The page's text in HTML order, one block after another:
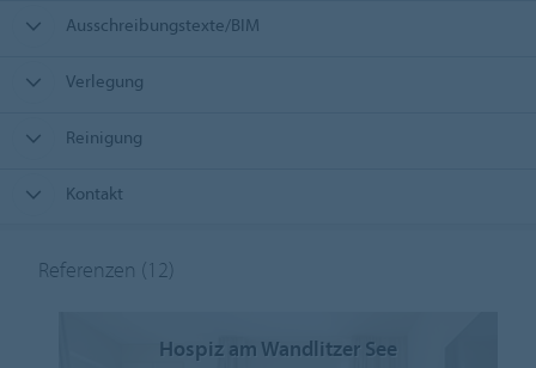
Ausschreibungstexte/BIM
Verlegung
Reinigung
Kontakt
Referenzen (12)
Hospiz am Wandlitzer See